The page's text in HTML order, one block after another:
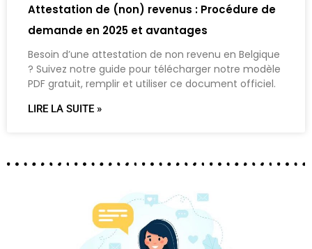
Attestation de (non) revenus : Procédure de
demande en 2025 et avantages
Besoin d’une attestation de non revenu en Belgique
? Suivez notre guide pour télécharger notre modèle
PDF gratuit, remplir et utiliser ce document officiel.
LIRE LA SUITE »